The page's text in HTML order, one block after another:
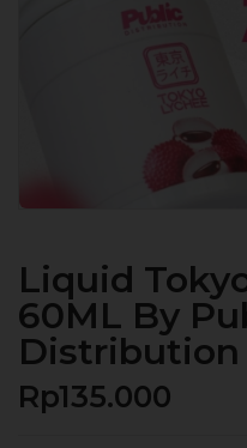
Liquid
60ML By
Distribution
Rp135.000